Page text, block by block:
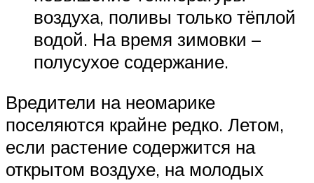
воздуха, поливы только тёплой
водой. На время зимовки –
полусухое содержание.
Вредители на неомарике
поселяются крайне редко. Летом,
если растение содержится на
открытом воздухе, на молодых